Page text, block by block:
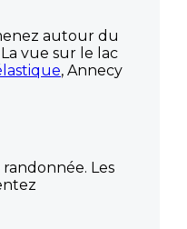
autour du
vue sur le lac
, Annecy
Les